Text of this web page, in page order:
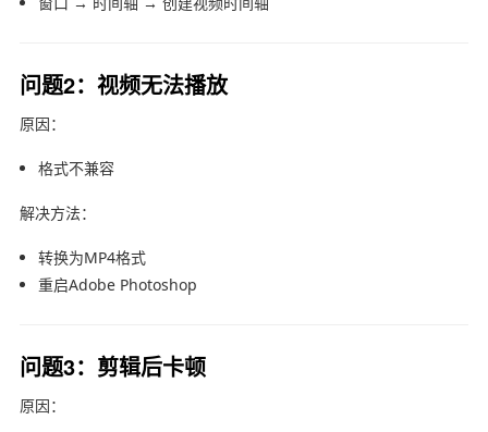
问题2：视频无法播放
原因：
格式不兼容
解决方法：
转换为MP4格式
重启Adobe Photoshop
问题3：剪辑后卡顿
原因：